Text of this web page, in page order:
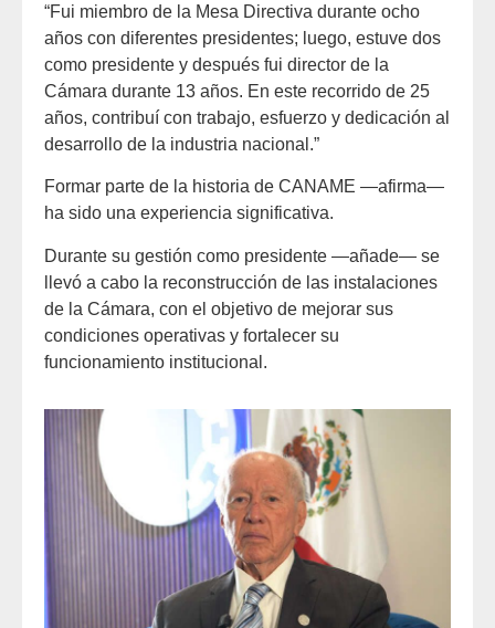
“Fui miembro de la Mesa Directiva durante ocho
años con diferentes presidentes; luego, estuve dos
como presidente y después fui director de la
Cámara durante 13 años. En este recorrido de 25
años, contribuí con trabajo, esfuerzo y dedicación al
desarrollo de la industria nacional.”
Formar parte de la historia de CANAME —afirma—
ha sido una experiencia significativa.
Durante su gestión como presidente —añade— se
llevó a cabo la reconstrucción de las instalaciones
de la Cámara, con el objetivo de mejorar sus
condiciones operativas y fortalecer su
funcionamiento institucional.